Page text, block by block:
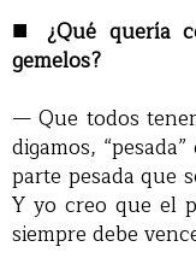
■¿Qué quería
gemelos?
— Que todos
digamos,
parte pesada que
Y yo creo que el
siempre debe